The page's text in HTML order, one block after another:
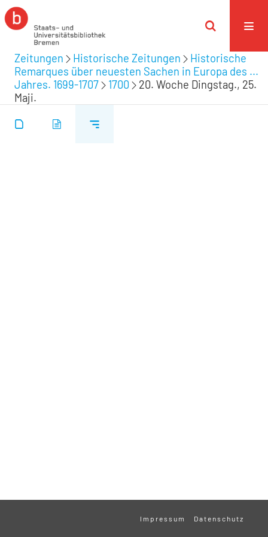
Zeitungen Historische Zeitungen
Historische
Remarques über neuesten Sachen in Europa des ...
Jahres. 1699-1707
1700
20. Woche Dingstag., 25.
Maji.
Impressum Datenschutz